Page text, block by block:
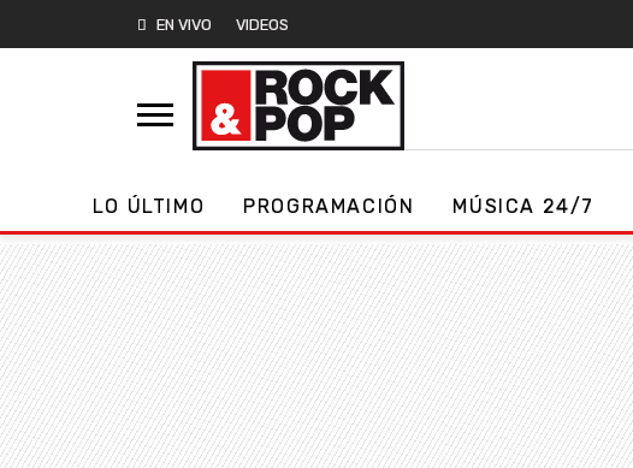
EN VIVO VIDEOS
LO ÚLTIMO PROGRAMACIÓN MÚSICA 24/7